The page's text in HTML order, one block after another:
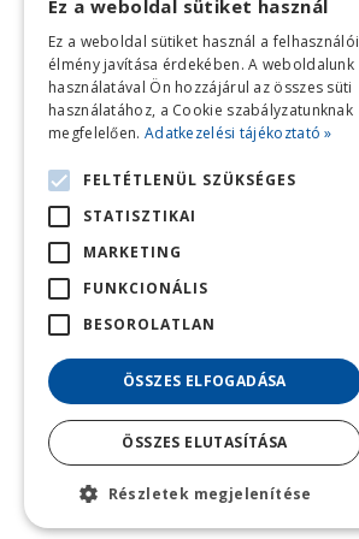
Ez a weboldal sütiket használ
Ez a weboldal sütiket használ a felhasználói
élmény javítása érdekében. A weboldalunk
használatával Ön hozzájárul az összes süti
használatához, a Cookie szabályzatunknak
megfelelően. Adatkezelési tájékoztató »
FELTÉTLENÜL SZÜKSÉGES
STATISZTIKAI
MARKETING
FUNKCIONÁLIS
BESOROLATLAN
ÖSSZES ELFOGADÁSA
ÖSSZES ELUTASÍTÁSA
Részletek megjelenítése